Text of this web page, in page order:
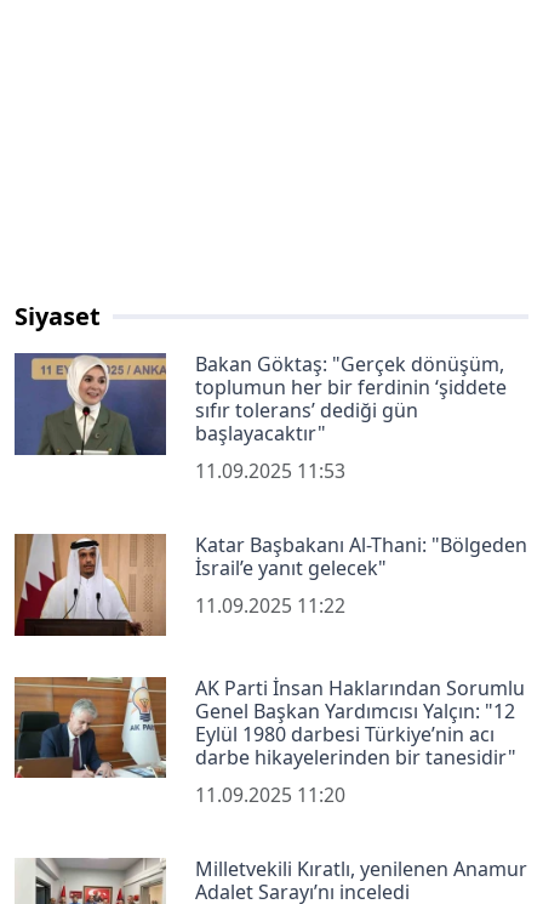
Siyaset
Bakan Göktaş: "Gerçek dönüşüm,
toplumun her bir ferdinin ‘şiddete
sıfır tolerans’ dediği gün
başlayacaktır"
11.09.2025 11:53
Katar Başbakanı Al-Thani: "Bölgeden
İsrail’e yanıt gelecek"
11.09.2025 11:22
AK Parti İnsan Haklarından Sorumlu
Genel Başkan Yardımcısı Yalçın: "12
Eylül 1980 darbesi Türkiye’nin acı
darbe hikayelerinden bir tanesidir"
11.09.2025 11:20
Milletvekili Kıratlı, yenilenen Anamur
Adalet Sarayı’nı inceledi